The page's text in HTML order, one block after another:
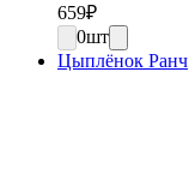
659₽
0шт
Цыплёнок Ранч